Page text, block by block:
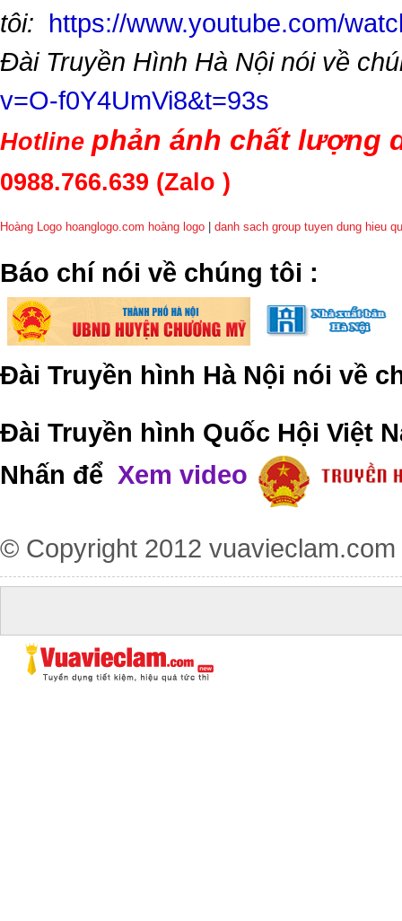
tôi: https://www.youtube.com/
Đài Truyền Hình Hà Nội nói về
v=O-f0Y4UmVi8&t=93s
Hotline phản ánh chất lượng
0988.766.639 (Zalo )
Hoàng Logo hoanglogo.com hoàng logo danh sach group tuyen dung hieu
​Báo chí nói về chúng tôi :
Đài Truyền hình Hà Nội nói về
Đài Truyền hình Quốc Hội Việt
Nhấn để Xem video
© Copyright 2012 vuavieclam.com